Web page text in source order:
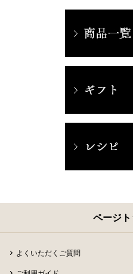
ページ
よくいただくご質問